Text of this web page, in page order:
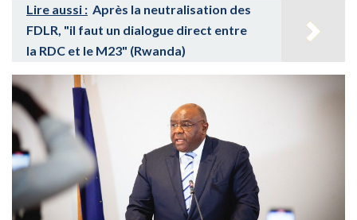
Lire aussi : Après la neutralisation des
FDLR, "il faut un dialogue direct entre
la RDC et le M23" (Rwanda)